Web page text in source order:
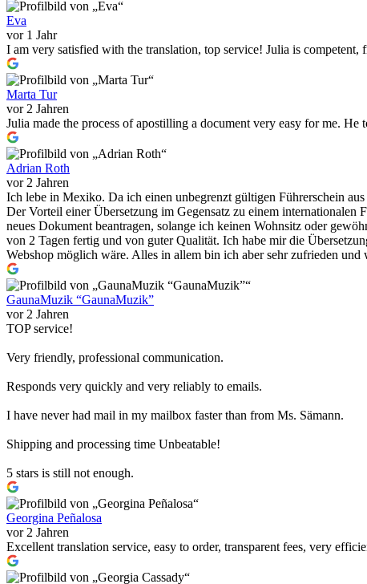
Eva
vor 1 Jahr
I am very satisfied with the translation, top service! Julia is
Marta Tur
vor 2 Jahren
Julia made the process of apostilling a document very easy for me.
Adrian Roth
vor 2 Jahren
Ich lebe in Mexiko. Da ich einen unbegrenzt gültigen Führerschein
Der Vorteil einer Übersetzung im Gegensatz zu einem internationalen
neues Dokument beantragen, solange ich keinen Wohnsitz oder
von 2 Tagen fertig und von guter Qualität. Ich habe mir die
Webshop möglich wäre. Alles in allem bin ich aber sehr zufrieden
GaunaMuzik “GaunaMuzik”
vor 2 Jahren
TOP service!
Very friendly, professional communication.
Responds very quickly and very reliably to emails.
I have never had mail in my mailbox faster than from Ms. Sämann.
Shipping and processing time Unbeatable!
5 stars is still not enough.
Georgina Peñalosa
vor 2 Jahren
Excellent translation service, easy to order, transparent fees, very